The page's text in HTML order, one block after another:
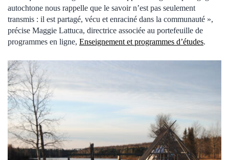
autochtone nous rappelle que le savoir n’est pas seulement
transmis : il est partagé, vécu et enraciné dans la communauté »,
précise Maggie Lattuca, directrice associée au portefeuille de
programmes en ligne, Enseignement et programmes d’études.